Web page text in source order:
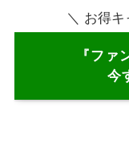
＼ お得
『ファ
今